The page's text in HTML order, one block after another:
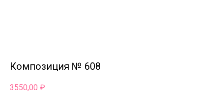
Композиция № 608
3550,00 ₽